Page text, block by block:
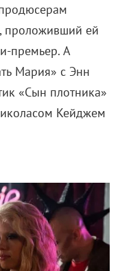
проложивший ей
премьер. А
Мария» с Энн
«Сын плотника»
Кейджем